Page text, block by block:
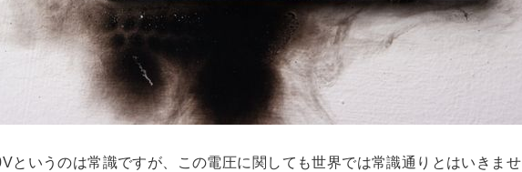
というのは常識ですが、この電圧に関しても世界では常識通りとはいきませ